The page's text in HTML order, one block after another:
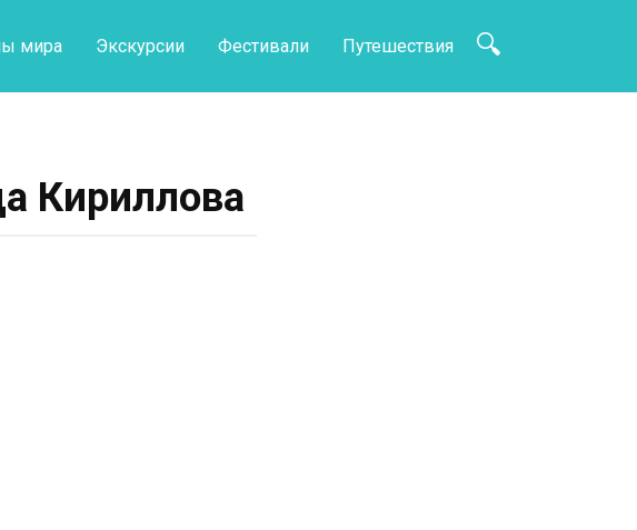
мира Экскурсии Фестивали Путешествия
Кириллова